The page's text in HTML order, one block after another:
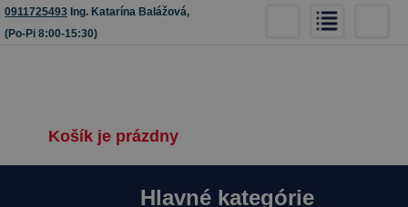
0911725493 Ing. Katarína Balážová,
(Po-Pi 8:00-15:30)
Košík je prázdny
Hlavné kategórie